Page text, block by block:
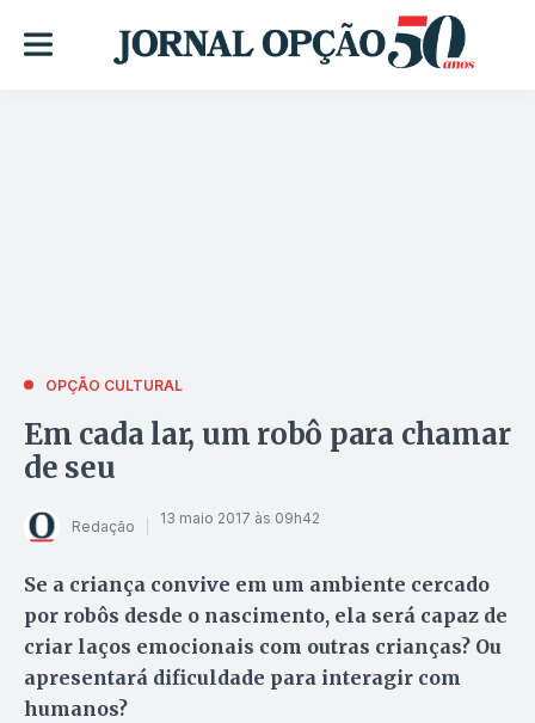
OPÇÃO CULTURAL
Em cada lar, um robô para chamar
de seu
Redação 13 maio 2017 às 09h42
Se a criança convive em um ambiente cercado
por robôs desde o nascimento, ela será capaz de
criar laços emocionais com outras crianças? Ou
apresentará dificuldade para interagir com
humanos?